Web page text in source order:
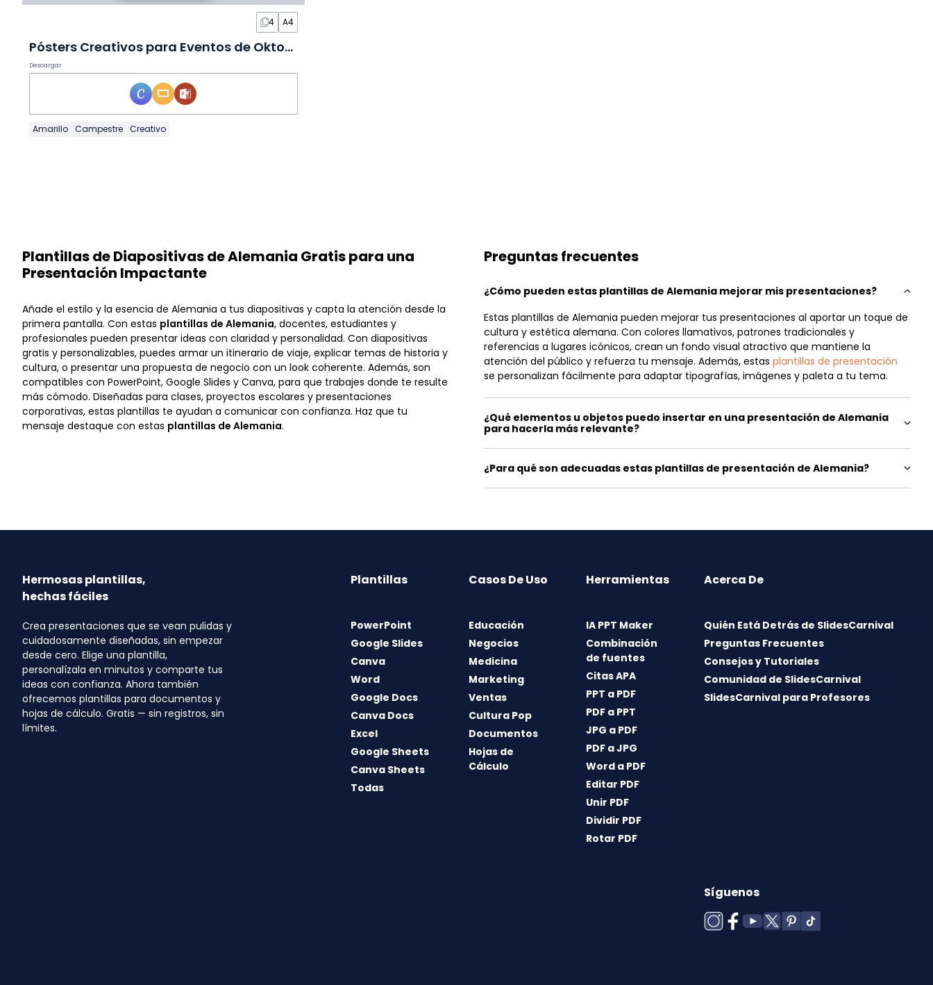
4 A4
Pósters Creativos para Eventos de Oktoberfest en Diapositivas
Descargar
Amarillo Campestre Creativo
Plantillas de Diapositivas de Alemania Gratis para una
Presentación Impactante
Añade el estilo y la esencia de Alemania a tus diapositivas y capta la atención desde la
primera pantalla. Con estas plantillas de Alemania, docentes, estudiantes y
profesionales pueden presentar ideas con claridad y personalidad. Con diapositivas
gratis y personalizables, puedes armar un itinerario de viaje, explicar temas de historia y
cultura, o presentar una propuesta de negocio con un look coherente. Además, son
compatibles con PowerPoint, Google Slides y Canva, para que trabajes donde te resulte
más cómodo. Diseñadas para clases, proyectos escolares y presentaciones
corporativas, estas plantillas te ayudan a comunicar con confianza. Haz que tu
mensaje destaque con estas plantillas de Alemania.
Preguntas frecuentes
¿Cómo pueden estas plantillas de Alemania mejorar mis presentaciones?
Estas plantillas de Alemania pueden mejorar tus presentaciones al aportar un toque de
cultura y estética alemana. Con colores llamativos, patrones tradicionales y
referencias a lugares icónicos, crean un fondo visual atractivo que mantiene la
atención del público y refuerza tu mensaje. Además, estas plantillas de presentación
se personalizan fácilmente para adaptar tipografías, imágenes y paleta a tu tema.
¿Qué elementos u objetos puedo insertar en una presentación de Alemania
para hacerla más relevante?
¿Para qué son adecuadas estas plantillas de presentación de Alemania?
Hermosas plantillas,
hechas fáciles
Crea presentaciones que se vean pulidas y
cuidadosamente diseñadas, sin empezar
desde cero. Elige una plantilla,
personalízala en minutos y comparte tus
ideas con confianza. Ahora también
ofrecemos plantillas para documentos y
hojas de cálculo. Gratis — sin registros, sin
límites.
Plantillas
PowerPoint
Google Slides
Canva
Word
Google Docs
Canva Docs
Excel
Google Sheets
Canva Sheets
Todas
Casos De Uso
Educación
Negocios
Medicina
Marketing
Ventas
Cultura Pop
Documentos
Hojas de
Cálculo
Herramientas
IA PPT Maker
Combinación
de fuentes
Citas APA
PPT a PDF
PDF a PPT
JPG a PDF
PDF a JPG
Word a PDF
Editar PDF
Unir PDF
Dividir PDF
Rotar PDF
Acerca De
Quién Está Detrás de SlidesCarnival
Preguntas Frecuentes
Consejos y Tutoriales
Comunidad de SlidesCarnival
SlidesCarnival para Profesores
Síguenos